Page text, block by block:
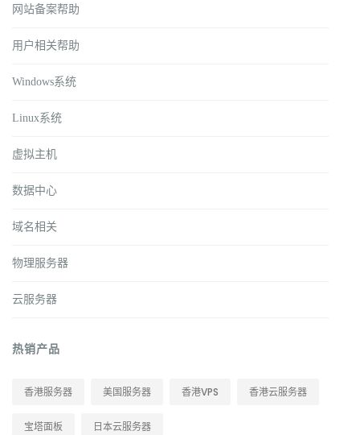
网站备案帮助
用户相关帮助
Windows系统
Linux系统
虚拟主机
数据中心
域名相关
物理服务器
云服务器
热销产品
香港服务器 美国服务器 香港VPS 香港云服务器
宝塔面板 日本云服务器